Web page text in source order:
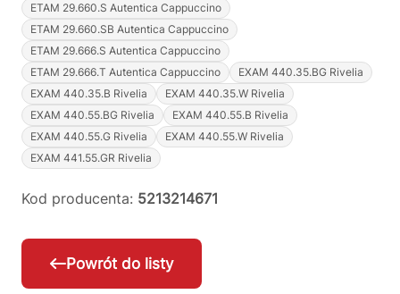
ETAM 29.660.S Autentica Cappuccino
ETAM 29.660.SB Autentica Cappuccino
ETAM 29.666.S Autentica Cappuccino
ETAM 29.666.T Autentica Cappuccino
EXAM 440.35.BG Rivelia
EXAM 440.35.B Rivelia
EXAM 440.35.W Rivelia
EXAM 440.55.BG Rivelia
EXAM 440.55.B Rivelia
EXAM 440.55.G Rivelia
EXAM 440.55.W Rivelia
EXAM 441.55.GR Rivelia
Kod producenta: 5213214671
Powrót do listy